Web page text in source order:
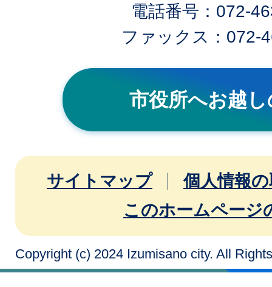
電話番号：072-
ファックス：072-
市役所へお越
サイトマップ
個人情報
このホームページ
Copyright (c) 2024 Izumisano city. All